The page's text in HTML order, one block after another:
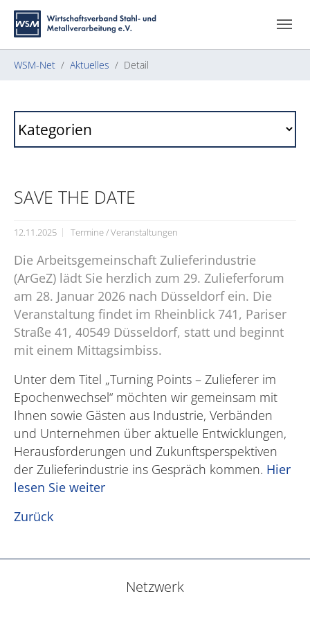
Zum Hauptinhalt springen
Skip to page footer
Sie sind hier:
WSM-Net Aktuelles Detail
SAVE THE DATE
12.11.2025 Termine / Veranstaltungen
Die Arbeitsgemeinschaft Zulieferindustrie
(ArGeZ) lädt Sie herzlich zum 29. Zulieferforum
am 28. Januar 2026 nach Düsseldorf ein. Die
Veranstaltung findet im Rheinblick 741, Pariser
Straße 41, 40549 Düsseldorf, statt und beginnt
mit einem Mittagsimbiss.
Unter dem Titel „Turning Points – Zulieferer im
Epochenwechsel“ möchten wir gemeinsam mit
Ihnen sowie Gästen aus Industrie, Verbänden
und Unternehmen über aktuelle Entwicklungen,
Herausforderungen und Zukunftsperspektiven
der Zulieferindustrie ins Gespräch kommen. Hier
lesen Sie weiter
Zurück
Netzwerk